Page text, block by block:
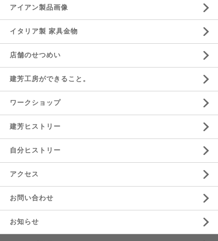
アイアン製品画像
イタリア製 家具金物
店舗のせつめい
建芳工房ができること。
ワークショップ
建芳ヒストリー
自分ヒストリー
アクセス
お問い合わせ
お知らせ